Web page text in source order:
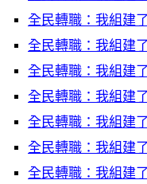
全民轉職：我組建
全民轉職：我組建
全民轉職：我組建
全民轉職：我組建
全民轉職：我組建
全民轉職：我組建
全民轉職：我組建